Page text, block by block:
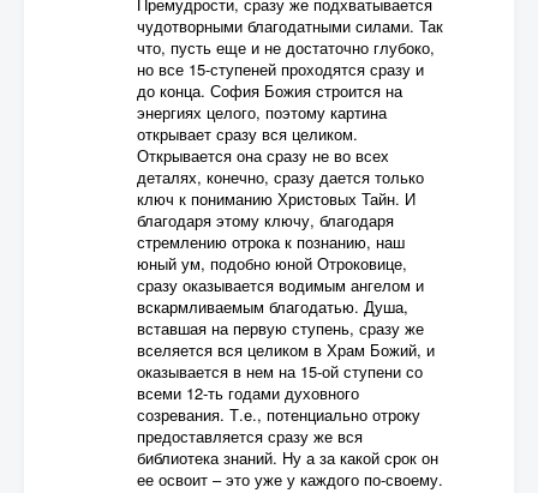
Премудрости, сразу же подхватывается
чудотворными благодатными силами. Так
что, пусть еще и не достаточно глубоко,
но все 15-ступеней проходятся сразу и
до конца. София Божия строится на
энергиях целого, поэтому картина
открывает сразу вся целиком.
Открывается она сразу не во всех
деталях, конечно, сразу дается только
ключ к пониманию Христовых Тайн. И
благодаря этому ключу, благодаря
стремлению отрока к познанию, наш
юный ум, подобно юной Отроковице,
сразу оказывается водимым ангелом и
вскармливаемым благодатью. Душа,
вставшая на первую ступень, сразу же
вселяется вся целиком в Храм Божий, и
оказывается в нем на 15-ой ступени со
всеми 12-ть годами духовного
созревания. Т.е., потенциально отроку
предоставляется сразу же вся
библиотека знаний. Ну а за какой срок он
ее освоит – это уже у каждого по-своему.